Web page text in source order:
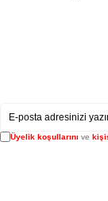
Üyelik koşullarını ve